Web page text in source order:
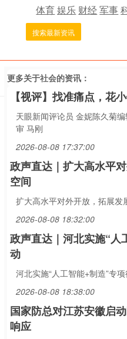
体育娱乐 财经军事
搜索最新资讯
更多关于社会的资讯：
【视评】找准痛点，花
天眼新闻评论员 金妮陈久菊
审 马刚
2026-08-08 17:37:00
政声直达｜扩大高水平
空间
扩大高水平对外开放，拓展发
2026-08-08 18:32:00
政声直达｜河北实施“人
动
河北实施“人工智能+制造”专项
2026-08-08 18:38:00
国家防总对江苏安徽启
响应